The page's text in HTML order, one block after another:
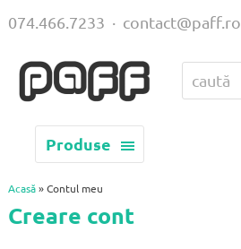
Produse
074.466.7233 · contact@paff.ro
Acasă » Contul meu
Creare cont